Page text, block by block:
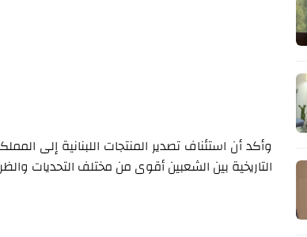
وأكد أن استئناف تصدير المنتجات اللبنانية إلى
التاريخية بين الشعبين أقوى من مختلف التحديات